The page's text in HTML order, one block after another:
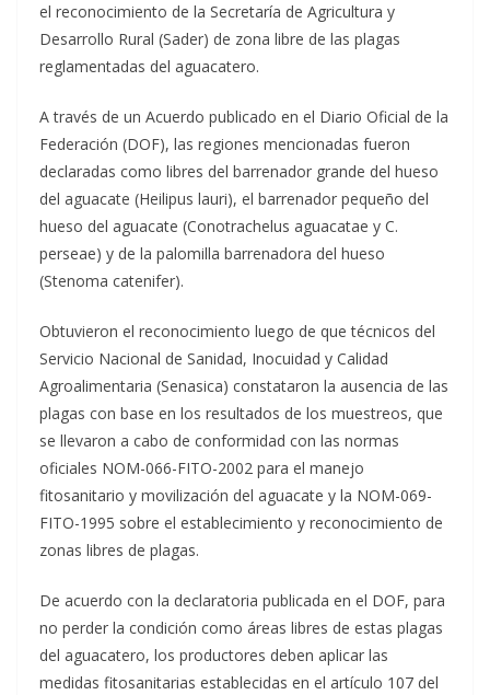
el reconocimiento de la Secretaría de Agricultura y
Desarrollo Rural (Sader) de zona libre de las plagas
reglamentadas del aguacatero.
A través de un Acuerdo publicado en el Diario Oficial de la
Federación (DOF), las regiones mencionadas fueron
declaradas como libres del barrenador grande del hueso
del aguacate (Heilipus lauri), el barrenador pequeño del
hueso del aguacate (Conotrachelus aguacatae y C.
perseae) y de la palomilla barrenadora del hueso
(Stenoma catenifer).
Obtuvieron el reconocimiento luego de que técnicos del
Servicio Nacional de Sanidad, Inocuidad y Calidad
Agroalimentaria (Senasica) constataron la ausencia de las
plagas con base en los resultados de los muestreos, que
se llevaron a cabo de conformidad con las normas
oficiales NOM-066-FITO-2002 para el manejo
fitosanitario y movilización del aguacate y la NOM-069-
FITO-1995 sobre el establecimiento y reconocimiento de
zonas libres de plagas.
De acuerdo con la declaratoria publicada en el DOF, para
no perder la condición como áreas libres de estas plagas
del aguacatero, los productores deben aplicar las
medidas fitosanitarias establecidas en el artículo 107 del